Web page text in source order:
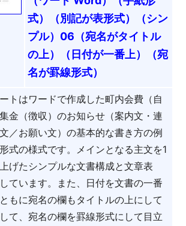
式）（別記が表形式）（シン
プル）06（宛名がタイトル
の上）（日付が一番上）（宛
名が罫線形式）
トはワードで作成した町内会費（自
金（徴収）のお知らせ（案内文・連
／お願い文）の基本的な書き方の例
式の様式です。メインとなる主文を1
げたシンプルな文書構成と文章表
ています。また、日付を文書の一番
もに宛名の欄もタイトルの上にして
て、宛名の欄を罫線形式にして目立